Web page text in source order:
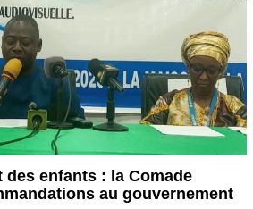
enfants : la Comade
au gouvernement